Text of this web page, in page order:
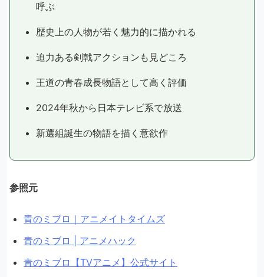
呼ぶ
歴史上の人物が若く魅力的に描かれる
迫力ある剣戟アクションも見どころ
王道の青春成長物語として高く評価
2024年秋から日本テレビ系で放送
新選組誕生の物語を描く意欲作
参照元
青のミブロ｜アニメイトタイムズ
青のミブロ | アニメハック
青のミブロ【TVアニメ】公式サイト